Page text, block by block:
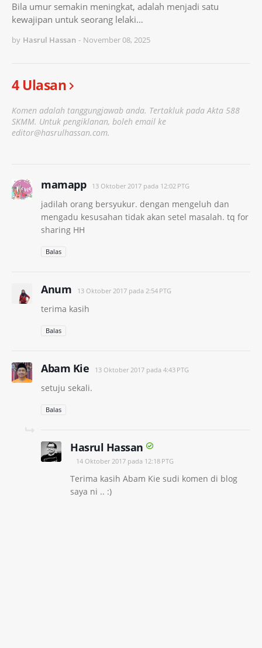
Bila umur semakin meningkat, adalah menjadi satu
kewajipan untuk seorang lelaki…
by Hasrul Hassan - November 08, 2025
4 Ulasan
Komen adalah tanggungjawab anda. Tertakluk pada Akta 588
SKMM. Untuk pengiklanan, boleh email ke
editor@hasrulhassan.com.
mamapp 13 Oktober 2017 pada 12:02 PTG
jadilah orang bersyukur. dengan mengeluh dan
mengadu kesusahan tidak akan setel masalah. tq for
sharing HH
Balas
Anum 13 Oktober 2017 pada 2:54 PTG
terima kasih
Balas
Abam Kie 13 Oktober 2017 pada 4:43 PTG
setuju sekali.
Balas
Hasrul Hassan
14 Oktober 2017 pada 12:18 PTG
Terima kasih Abam Kie sudi komen di blog
saya ni .. :)